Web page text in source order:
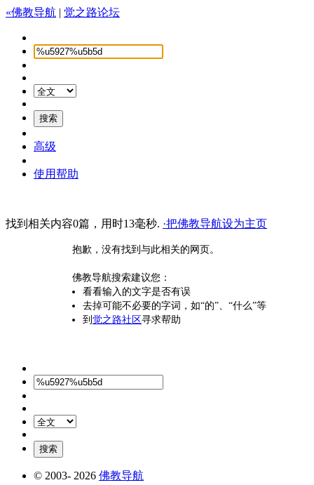
«佛教导航 | 觉之路论坛
高级
使用帮助
找到相关内容0篇，用时13毫秒. ·把佛教导航设为主页
抱歉，没有找到与此相关的网页。
佛教导航搜索建议您：
看看输入的文字是否有误
去掉可能不必要的字词，如“的”、“什么”等
到 觉之路社区寻求帮助
© 2003- 2026 佛教导航